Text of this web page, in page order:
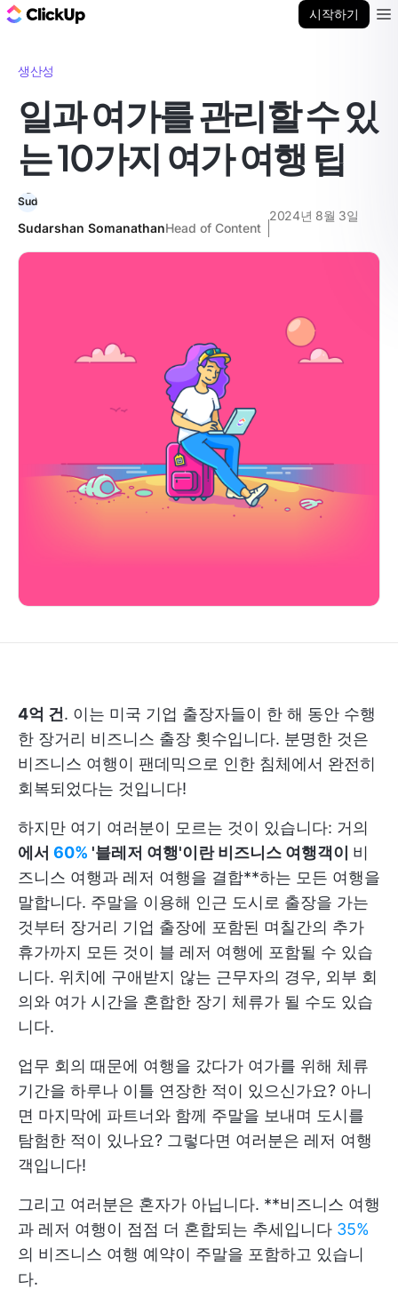
시작하기
생산성
일과 여가를 관리할 수 있
는 10가지 여가 여행 팁
Sudarshan SomanathanHead of Content
2024년 8월 3일
4억 건. 이는 미국 기업 출장자들이 한 해 동안 수행
한 장거리 비즈니스 출장 횟수입니다. 분명한 것은
비즈니스 여행이 팬데믹으로 인한 침체에서 완전히
회복되었다는 것입니다!
하지만 여기 여러분이 모르는 것이 있습니다: 거의
에서 60% '블레저 여행'이란 비즈니스 여행객이 비
즈니스 여행과 레저 여행을 결합**하는 모든 여행을
말합니다. 주말을 이용해 인근 도시로 출장을 가는
것부터 장거리 기업 출장에 포함된 며칠간의 추가
휴가까지 모든 것이 블 레저 여행에 포함될 수 있습
니다. 위치에 구애받지 않는 근무자의 경우, 외부 회
의와 여가 시간을 혼합한 장기 체류가 될 수도 있습
니다.
업무 회의 때문에 여행을 갔다가 여가를 위해 체류
기간을 하루나 이틀 연장한 적이 있으신가요? 아니
면 마지막에 파트너와 함께 주말을 보내며 도시를
탐험한 적이 있나요? 그렇다면 여러분은 레저 여행
객입니다!
그리고 여러분은 혼자가 아닙니다. **비즈니스 여행
과 레저 여행이 점점 더 혼합되는 추세입니다 35%
의 비즈니스 여행 예약이 주말을 포함하고 있습니
다.